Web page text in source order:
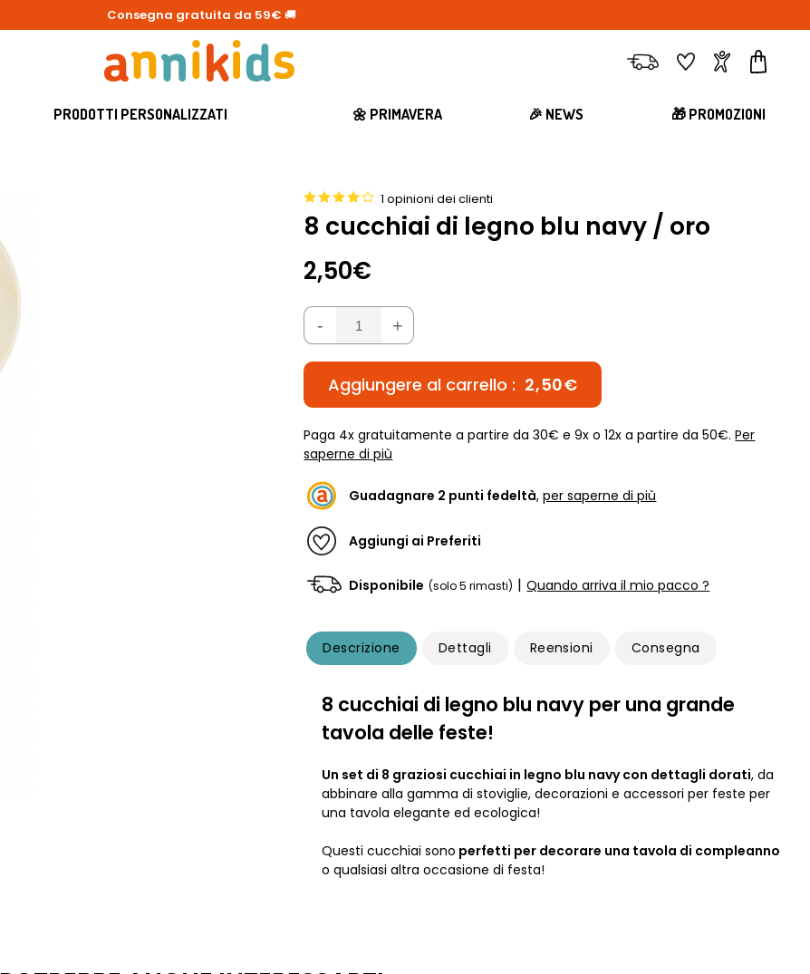
Consegna gratuita da 59€ 🚚
ConsegnaPreferitiAccount
PRODOTTI PERSONALIZZATI 🌼 PRIMAVERA 🎉 NEWS 🎁 PROMOZIONI
1 opinioni dei clienti
8 cucchiai di legno blu navy / oro
2,50€
- +
Aggiungere al carrello : 2,50€
Paga 4x gratuitamente a partire da 30€ e 9x o 12x a partire da 50€.Per
saperne di più
Guadagnare 2 punti fedeltà,per saperne di più
Aggiungi ai Preferiti
Disponibile (solo 5 rimasti) | Quando arriva il mio pacco ?
Descrizione Dettagli Reensioni Consegna
8 cucchiai di legno blu navy per una grande
tavola delle feste!
Un set di 8 graziosi cucchiai in legno blu navy con dettagli dorati, da
abbinare alla gamma di stoviglie, decorazioni e accessori per feste per
una tavola elegante ed ecologica!
Questi cucchiai sono perfetti per decorare una tavola di compleanno
o qualsiasi altra occasione di festa!